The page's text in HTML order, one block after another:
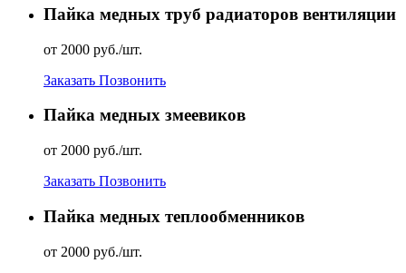
Пайка медных труб радиаторов вентиляции
от 2000 руб./шт.
Заказать Позвонить
Пайка медных змеевиков
от 2000 руб./шт.
Заказать Позвонить
Пайка медных теплообменников
от 2000 руб./шт.